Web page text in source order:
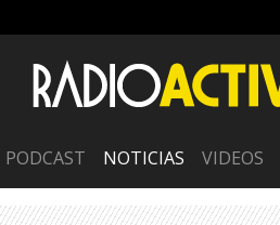
PODCAST NOTICIAS VIDEOS